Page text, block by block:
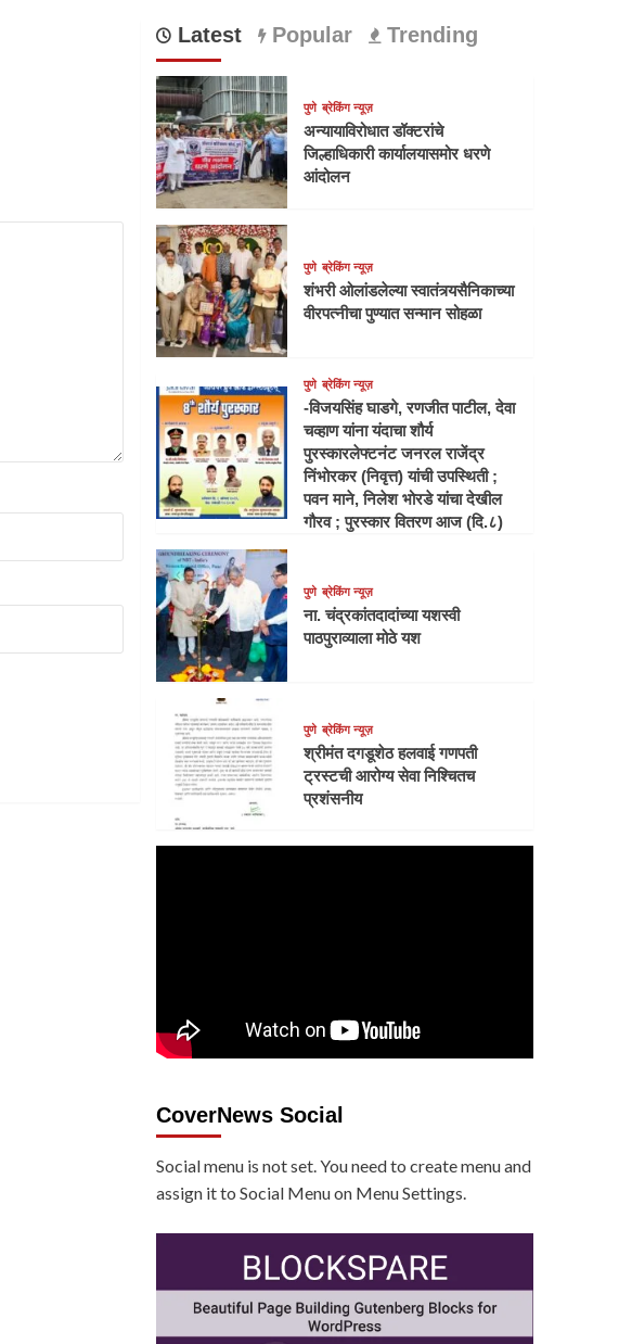
Latest Popular Trending
पुणे ब्रेकिंग न्यूज़
अन्यायाविरोधात डॉक्टरांचे
जिल्हाधिकारी कार्यालयासमोर धरणे
आंदोलन
पुणे ब्रेकिंग न्यूज़
शंभरी ओलांडलेल्या स्वातंत्र्यसैनिकाच्या
वीरपत्नीचा पुण्यात सन्मान सोहळा
पुणे ब्रेकिंग न्यूज़
-विजयसिंह घाडगे, रणजीत पाटील, देवा
चव्हाण यांना यंदाचा शौर्य
पुरस्कारलेफ्टनंट जनरल राजेंद्र
निंभोरकर (निवृत्त) यांची उपस्थिती ;
पवन माने, निलेश भोरडे यांचा देखील
गौरव ; पुरस्कार वितरण आज (दि.८)
पुणे ब्रेकिंग न्यूज़
ना. चंद्रकांतदादांच्या यशस्वी
पाठपुराव्याला मोठे यश
पुणे ब्रेकिंग न्यूज़
श्रीमंत दगडूशेठ हलवाई गणपती
ट्रस्टची आरोग्य सेवा निश्चितच
प्रशंसनीय
CoverNews Social
Social menu is not set. You need to create menu and
assign it to Social Menu on Menu Settings.